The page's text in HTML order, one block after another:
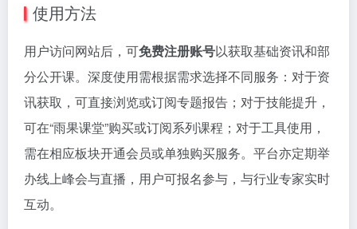
使用方法
用户访问网站后，可免费注册账号以获取基础资讯和部
分公开课。深度使用需根据需求选择不同服务：对于资
讯获取，可直接浏览或订阅专题报告；对于技能提升，
可在“雨果课堂”购买或订阅系列课程；对于工具使用，
需在相应板块开通会员或单独购买服务。平台亦定期举
办线上峰会与直播，用户可报名参与，与行业专家实时
互动。